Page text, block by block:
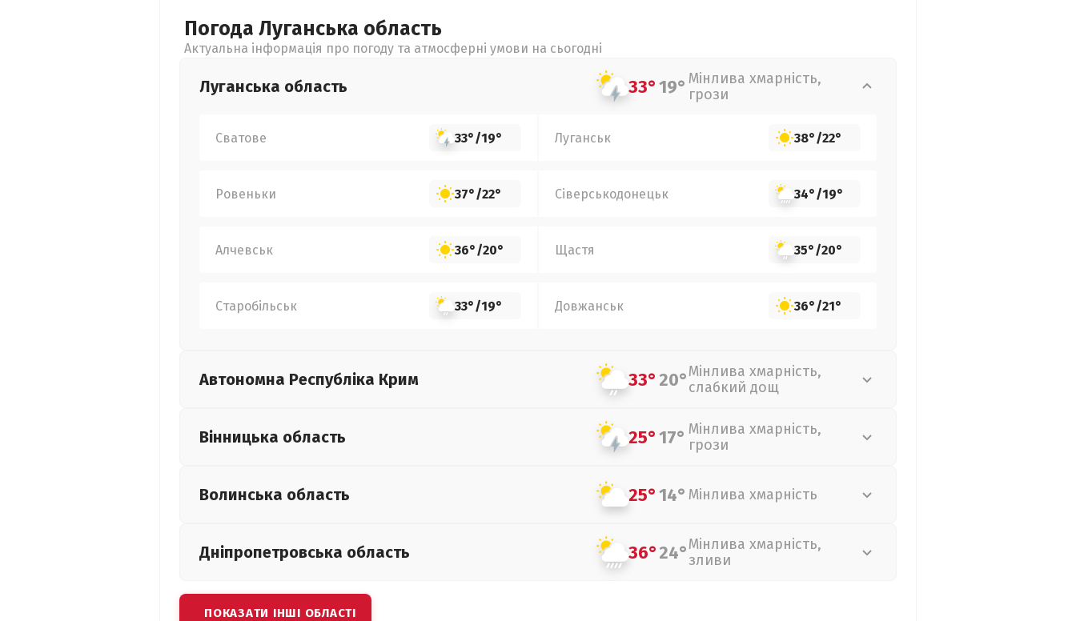
Погода Луганська область
Актуальна інформація про погоду та атмосферні умови на сьогодні
Луганська область 33°19° Мінлива хмарність,
грози
Сватове 33°/19° Луганськ 38°/22°
Ровеньки 37°/22° Сіверськодонецьк 34°/19°
Алчевськ 36°/20° Щастя 35°/20°
Старобільськ 33°/19° Довжанськ 36°/21°
Автономна Республіка Крим 33°20°Мінлива хмарність,
слабкий дощ
Вінницька область 25°17° Мінлива хмарність,
грози
Волинська область 25°14° Мінлива хмарність
Дніпропетровська область 36°24°Мінлива хмарність,
зливи
ПОКАЗАТИ ІНШІ ОБЛАСТІ